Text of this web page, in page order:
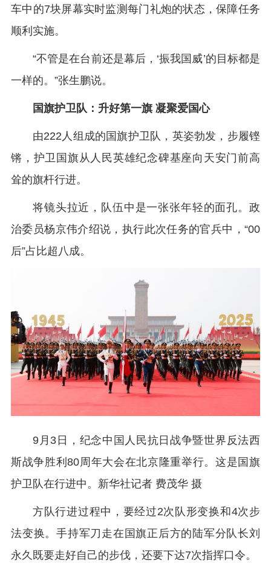
车中的7块屏幕实时监测每门礼炮的状态，保障任务
顺利实施。
“不管是在台前还是幕后，‘振我国威’的目标都是
一样的。”张生鹏说。
国旗护卫队：升好第一旗 凝聚爱国心
由222人组成的国旗护卫队，英姿勃发，步履铿
锵，护卫国旗从人民英雄纪念碑基座向天安门前高
耸的旗杆行进。
将镜头拉近，队伍中是一张张年轻的面孔。政
治委员杨京伟介绍说，执行此次任务的官兵中，“00
后”占比超八成。
9月3日，纪念中国人民抗日战争暨世界反法西
斯战争胜利80周年大会在北京隆重举行。这是国旗
护卫队在行进中。新华社记者 费茂华 摄
方队行进过程中，要经过2次队形变换和4次步
法变换。手持军刀走在国旗正后方的陆军分队长刘
永久既要走好自己的步伐，还要下达7次指挥口令。